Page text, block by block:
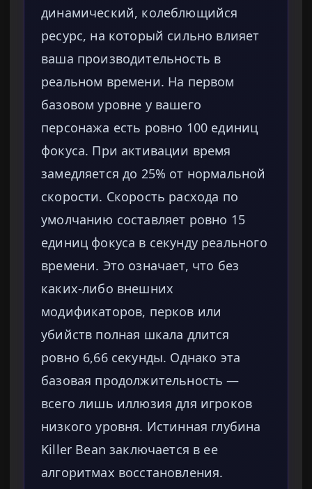
динамический, колеблющийся
ресурс, на который сильно влияет
ваша производительность в
реальном времени. На первом
базовом уровне у вашего
персонажа есть ровно 100 единиц
фокуса. При активации время
замедляется до 25% от нормальной
скорости. Скорость расхода по
умолчанию составляет ровно 15
единиц фокуса в секунду реального
времени. Это означает, что без
каких-либо внешних
модификаторов, перков или
убийств полная шкала длится
ровно 6,66 секунды. Однако эта
базовая продолжительность —
всего лишь иллюзия для игроков
низкого уровня. Истинная глубина
Killer Bean заключается в ее
алгоритмах восстановления.